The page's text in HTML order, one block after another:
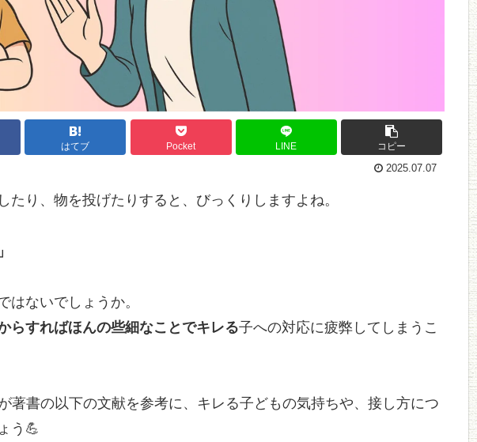
はてブ Pocket LINE コピー
2025.07.07
たり、物を投げたりすると、びっくりしますよね。
はないでしょうか。
らすればほんの些細なことでキレる子への対応に疲弊してしまうこ
著書の以下の文献を参考に、キレる子どもの気持ちや、接し方につ
う💪